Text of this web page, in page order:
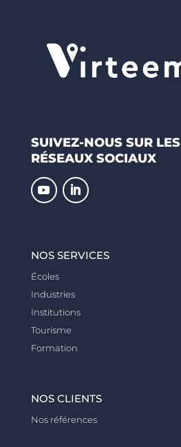
SUIVEZ-NOUS SUR LES
RÉSEAUX SOCIAUX
NOS SERVICES
Écoles
Industries
Institutions
Tourisme
Formation
NOS CLIENTS
Nos références